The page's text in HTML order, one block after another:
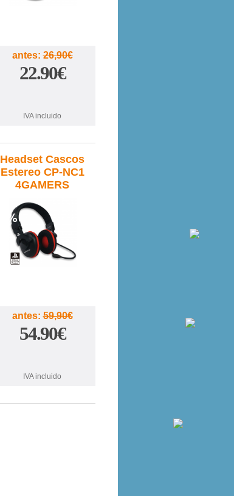
antes:26,90€
22.90€
IVA incluido
8%
Headset Cascos
Estereo CP-NC1
4GAMERS
antes:59,90€
54.90€
IVA incluido